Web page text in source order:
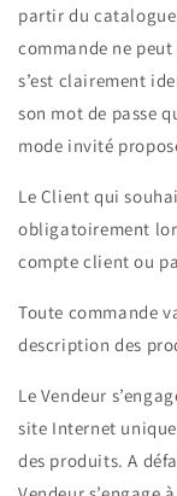
partir du catalogue
commande ne
s’est clairement
son mot de passe
mode invité
Le Client qui
obligatoirement
compte client ou
Toute commande
description des
Le Vendeur
site Internet
des produits. A